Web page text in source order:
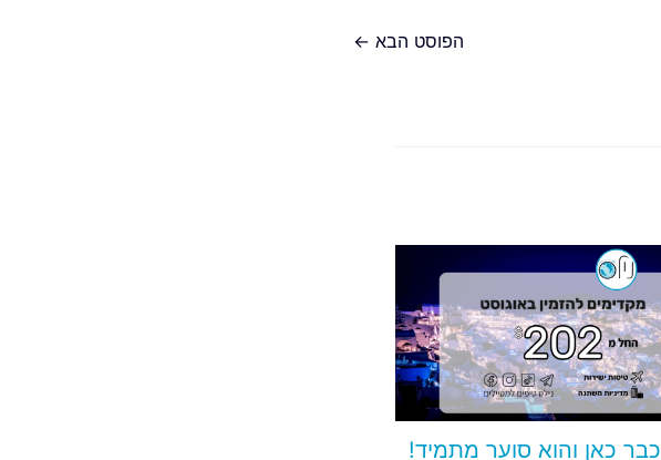
הפוסט הבא ←
כאן והוא סוער מתמיד!